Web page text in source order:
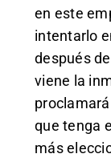
en este
intentarlo
después
viene la
que tenga
más